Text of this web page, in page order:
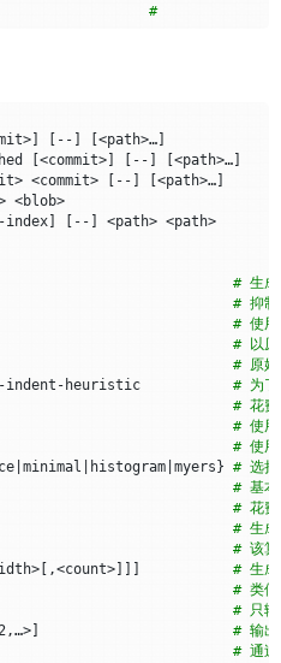
#
] [ -- ] [<path>…​]
[<commit>] [ -- ] [<path>…​]
<commit> [ -- ] [<path>…​]
<blob> <blob>
index] [ -- ] <path> <path>
--patch
# 生成
no-patch
# 抑制
# 使用
raw
# 以原
with-raw
# 原
--no-indent-heuristic
# 为了
# 花费
# 使用
# 使用
| minimal histogram| myers} # 选择
myers
# 基
minimal
# 花费
# 生成
# 该算
[ ,<count>]]]
# 生
# 类似
# 只输
]
# 输出
changes
# 通过